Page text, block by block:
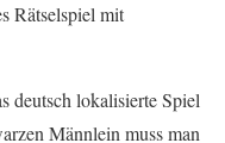
Rätselspiel mit
deutsch lokalisierte Spiel
Männlein muss man